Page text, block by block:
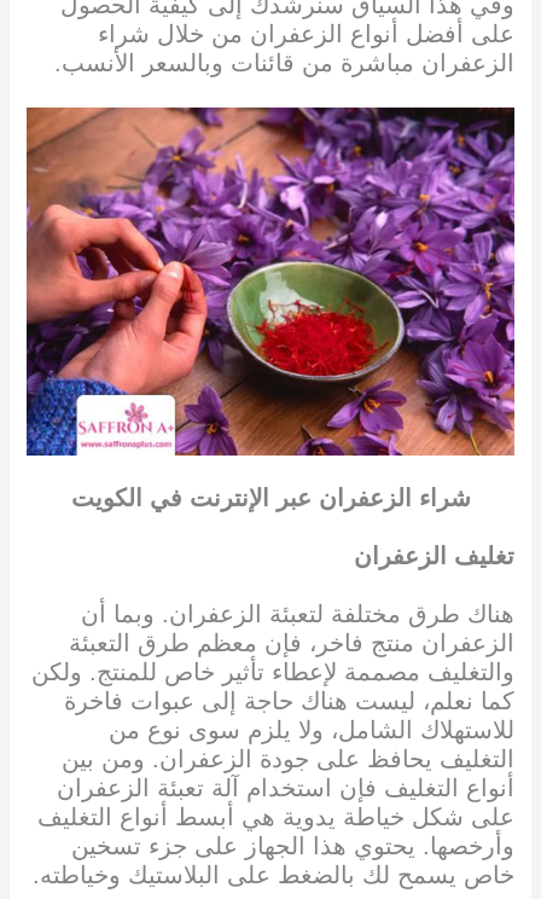
وفي هذا السياق سنرشدك إلى كيفية الحصول
على أفضل أنواع الزعفران من خلال شراء
الزعفران مباشرة من قائنات وبالسعر الأنسب.
شراء الزعفران عبر الإنترنت في الكويت
تغليف الزعفران
هناك طرق مختلفة لتعبئة الزعفران. وبما أن
الزعفران منتج فاخر، فإن معظم طرق التعبئة
والتغليف مصممة لإعطاء تأثير خاص للمنتج. ولكن
كما نعلم، ليست هناك حاجة إلى عبوات فاخرة
للاستهلاك الشامل، ولا يلزم سوى نوع من
التغليف يحافظ على جودة الزعفران. ومن بين
أنواع التغليف فإن استخدام آلة تعبئة الزعفران
على شكل خياطة يدوية هي أبسط أنواع التغليف
وأرخصها. يحتوي هذا الجهاز على جزء تسخين
خاص يسمح لك بالضغط على البلاستيك وخياطته.